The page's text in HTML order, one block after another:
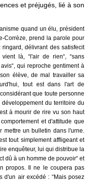
et préjugés, lié à son
quand un élu, président
Corrèze, prend la parole pour
délivrant des satisfecit
là, “l'air de rien“, “sans
qui reproche gentiment à
élève, de mal travailler sa
tout est dans l'art de
que toute personne
du territoire du
à mourir de rire vu son haut
et d'attitude que
un bulletin dans l'urne.
tout simplement affligeant et
enquêteur, lui qui distribue la
dû à un homme de pouvoir“ et
propos. Il ne le coupera pas
d'un air excédé : “Mais posez